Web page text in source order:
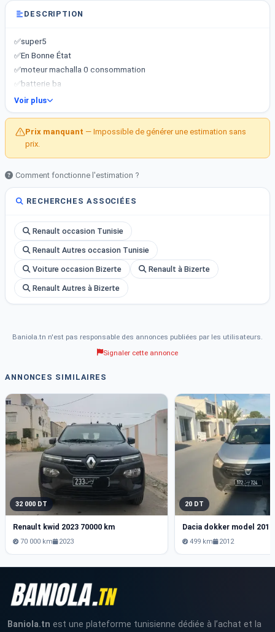
DESCRIPTION
✅super5
✅En Bonne État
✅moteur machalla 0 consommation
✅batterie ba
✅mawjouda fi bizerte
✅???????? 22 69 68 55
✅ awra9ha l&amp;#039;koul mriglin
Voir plus
Prix manquant — Impossible de générer une estimation sans
prix.
Comment fonctionne l'estimation ?
RECHERCHES ASSOCIÉES
Renault occasion Tunisie
Renault Autres occasion Tunisie
Voiture occasion Bizerte Renault à Bizerte
Renault Autres à Bizerte
Baniola.tn n'est pas responsable des annonces publiées par les utilisateurs.
Signaler cette annonce
ANNONCES SIMILAIRES
32 000 DT
Renault kwid 2023 70000 km
70 000 km 2023
20 DT
Dacia dokker model
499 km 2012
Baniola.tn est une plateforme tunisienne dédiée à l’achat et la